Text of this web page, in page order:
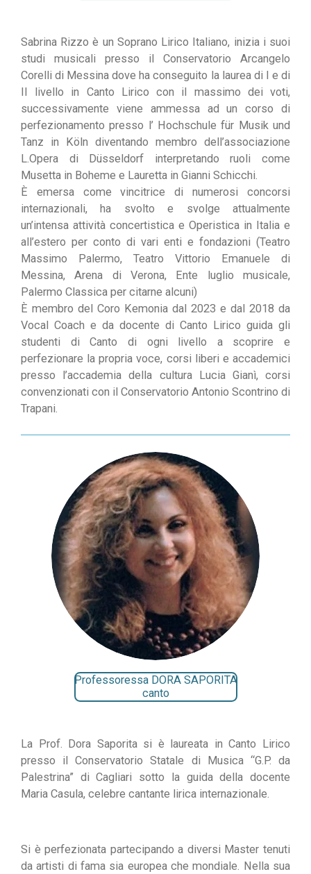
Sabrina Rizzo è un Soprano Lirico Italiano, inizia i suoi
studi musicali presso il Conservatorio Arcangelo
Corelli di Messina dove ha conseguito la laurea di I e di
II livello in Canto Lirico con il massimo dei voti,
successivamente viene ammessa ad un corso di
perfezionamento presso l’ Hochschule für Musik und
Tanz in Köln diventando membro dell’associazione
L.Opera di Düsseldorf interpretando ruoli come
Musetta in Boheme e Lauretta in Gianni Schicchi.
È emersa come vincitrice di numerosi concorsi
internazionali, ha svolto e svolge attualmente
un’intensa attività concertistica e Operistica in Italia e
all’estero per conto di vari enti e fondazioni (Teatro
Massimo Palermo, Teatro Vittorio Emanuele di
Messina, Arena di Verona, Ente luglio musicale,
Palermo Classica per citarne alcuni)
È membro del Coro Kemonia dal 2023 e dal 2018 da
Vocal Coach e da docente di Canto Lirico guida gli
studenti di Canto di ogni livello a scoprire e
perfezionare la propria voce, corsi liberi e accademici
presso l’accademia della cultura Lucia Gianì, corsi
convenzionati con il Conservatorio Antonio Scontrino di
Trapani.
Professoressa DORA SAPORITA
canto
La Prof. Dora Saporita si è laureata in Canto Lirico
presso il Conservatorio Statale di Musica “G.P. da
Palestrina” di Cagliari sotto la guida della docente
Maria Casula, celebre cantante lirica internazionale.
Si è perfezionata partecipando a diversi Master tenuti
da artisti di fama sia europea che mondiale. Nella sua